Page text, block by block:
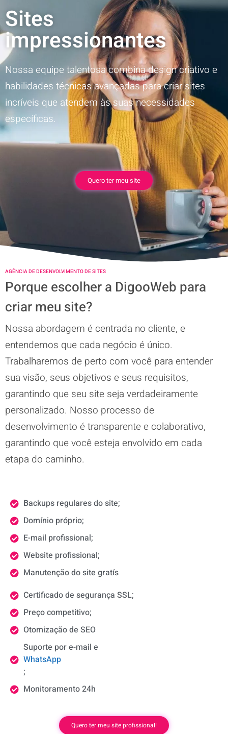
Sites
impressionantes
Nossa equipe talentosa combina design criativo e
habilidades técnicas avançadas para criar sites
incríveis que atendem às suas necessidades
específicas.
Quero ter meu site
AGÊNCIA DE DESENVOLVIMENTO DE SITES
Porque escolher a DigooWeb para
criar meu site?
Nossa abordagem é centrada no cliente, e
entendemos que cada negócio é único.
Trabalharemos de perto com você para entender
sua visão, seus objetivos e seus requisitos,
garantindo que seu site seja verdadeiramente
personalizado. Nosso processo de
desenvolvimento é transparente e colaborativo,
garantindo que você esteja envolvido em cada
etapa do caminho.
Backups regulares do site;
Domínio próprio;
E-mail profissional;
Website profissional;
Manutenção do site gratís
Certificado de segurança SSL;
Preço competitivo;
Otomização de SEO
Suporte por e-mail e
WhatsApp
;
Monitoramento 24h
Quero ter meu site profissional!